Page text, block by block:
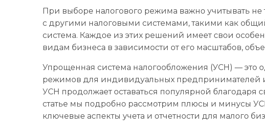
При выборе налогового режима важно учитывать
с другими налоговыми системами, такими как
система. Каждое из этих решений имеет свои
видам бизнеса в зависимости от его масштабов,
Упрощенная система налогообложения (УСН) — это
режимов для индивидуальных предпринимателей
УСН продолжает оставаться популярной
статье мы подробно рассмотрим плюсы и минусы
ключевые аспекты учета и отчетности для малого